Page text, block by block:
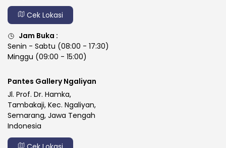
Cek Lokasi
Jam Buka :
Senin - Sabtu (08:00 - 17:30)
Minggu (09:00 - 15:00)
Pantes Gallery Ngaliyan
Jl. Prof. Dr. Hamka,
Tambakaji, Kec. Ngaliyan,
Semarang, Jawa Tengah
Indonesia